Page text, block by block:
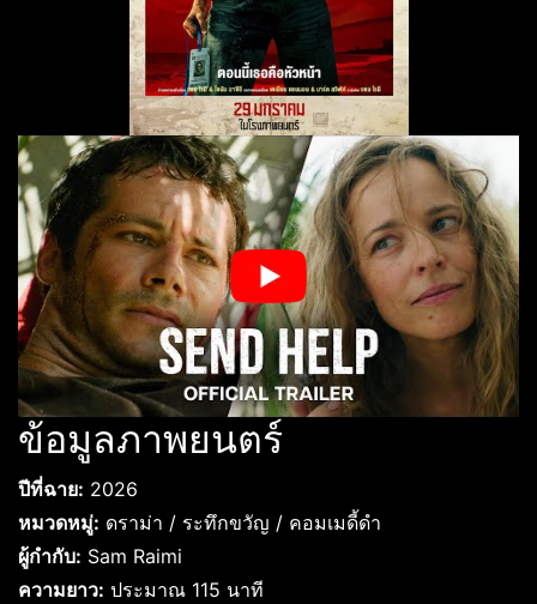
ข้อมูลภาพยนตร์
ปีที่ฉาย: 2026
หมวดหมู่: ดราม่า / ระทึกขวัญ / คอมเมดี้ดำ
ผู้กำกับ: Sam Raimi
ความยาว: ประมาณ 115 นาที